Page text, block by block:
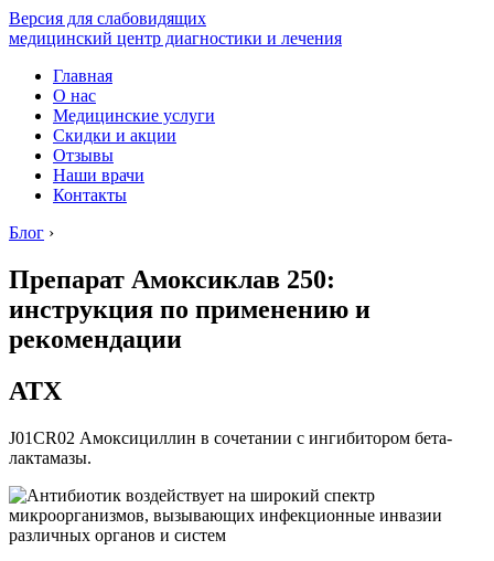
Версия для слабовидящих
медицинский центр диагностики и лечения
Главная
О нас
Медицинские услуги
Скидки и акции
Отзывы
Наши врачи
Контакты
Блог ›
Препарат Амоксиклав 250:
инструкция по применению и
рекомендации
АТХ
J01CR02 Амоксициллин в сочетании с ингибитором бета-
лактамазы.